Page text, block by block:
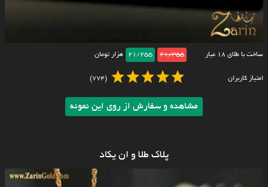
ساخت با طلای ۱۸ عیار 21/355
21/255 هزار تومان
امتیاز کاربران (774)
مشاهده و سفارش از روی این نمونه
پلاک طلا و ان یکاد